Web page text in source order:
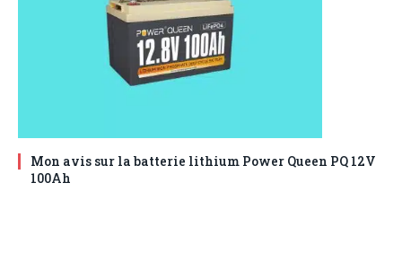
Mon avis sur la batterie lithium Power Queen ‎PQ 12V
100Ah